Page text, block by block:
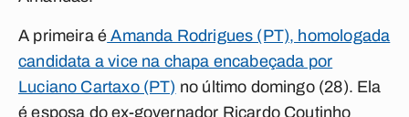
A primeira é Amanda Rodrigues (PT), homologada
candidata a vice na chapa encabeçada por
Luciano Cartaxo (PT) no último domingo (28). Ela
é esposa do ex-governador Ricardo Coutinho